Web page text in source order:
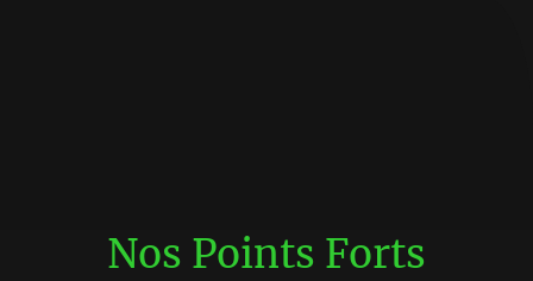
Nos Points Forts